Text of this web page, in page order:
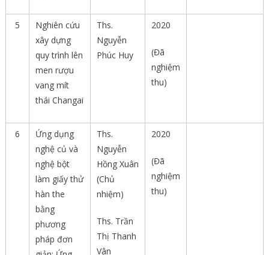
5
Nghiên cứu
xây dựng
quy trình lên
men rượu
vang mít
thái Changai
Ths.
Nguyễn
Phúc Huy
2020
(Đã
nghiệm
thu)
6
Ứng dụng
nghệ củ và
nghệ bột
làm giấy thử
hàn the
bằng
phương
pháp đơn
Ths.
Nguyễn
Hồng Xuân
(Chủ
nhiệm)
Ths. Trần
Thị Thanh
Vân
2020
(Đã
nghiệm
thu)